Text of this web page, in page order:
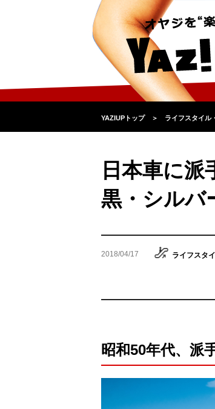
YAZIUPトップ ＞ ライフスタイル
日本車に派
黒・シルバ
2018/04/17 ライフスタ
昭和50年代、派